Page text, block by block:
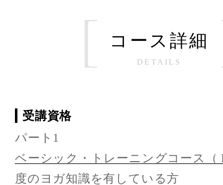
コース詳細
DETAILS
受講資格
パート1
ベーシック・トレーニングコース（
度のヨガ知識を有している方